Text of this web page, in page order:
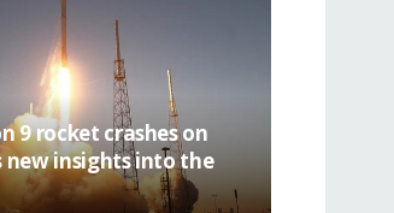
9 rocket crashes on
insights into the